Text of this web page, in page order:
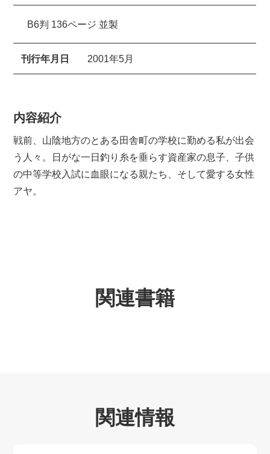
B6判 136ページ 並製
刊行年月日 2001年5月
内容紹介
戦前、山陰地方のとある田舎町の学校に勤める私が出会
う人々。日がな一日釣り糸を垂らす資産家の息子、子供
の中等学校入試に血眼になる親たち、そして愛する女性
アヤ。
関連書籍
関連情報